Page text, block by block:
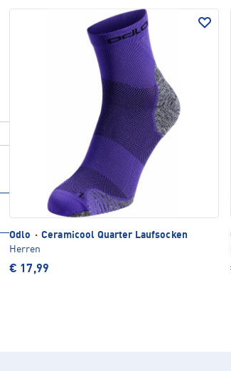
Odlo · Ceramicool Quarter Laufsocken
Herren
€ 17,99